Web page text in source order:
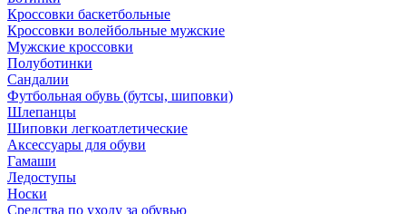
Кроссовки баскетбольные
Кроссовки волейбольные мужские
Мужские кроссовки
Полуботинки
Сандалии
Футбольная обувь (бутсы, шиповки)
Шлепанцы
Шиповки легкоатлетические
Аксессуары для обуви
Гамаши
Ледоступы
Носки
Средства по уходу за обувью